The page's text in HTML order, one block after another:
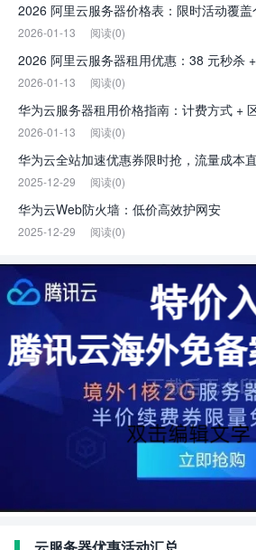
2026 阿里云服务器价格表：限时活动覆
2026-01-13 阅读(0)
2026 阿里云服务器租用优惠：38 元秒杀
2026-01-13 阅读(0)
华为云服务器租用价格指南：计费方式 +
2026-01-13 阅读(0)
华为云全站加速优惠券限时抢，流量成本
2025-12-29 阅读(0)
华为云Web防火墙：低价高效护网安
2025-12-29 阅读(0)